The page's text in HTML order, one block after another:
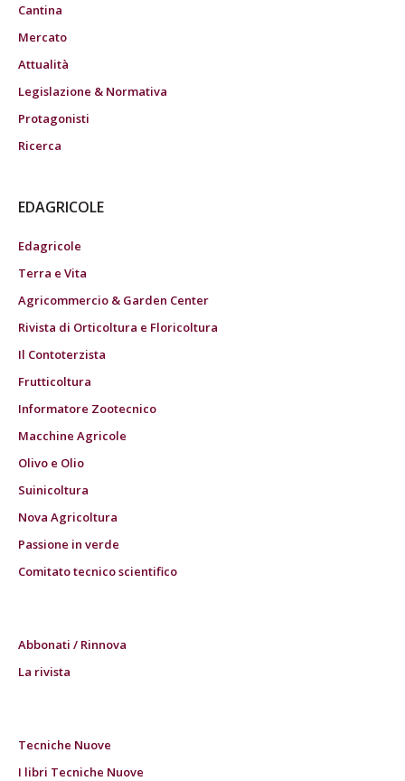
Cantina
Mercato
Attualità
Legislazione & Normativa
Protagonisti
Ricerca
EDAGRICOLE
Edagricole
Terra e Vita
Agricommercio & Garden Center
Rivista di Orticoltura e Floricoltura
Il Contoterzista
Frutticoltura
Informatore Zootecnico
Macchine Agricole
Olivo e Olio
Suinicoltura
Nova Agricoltura
Passione in verde
Comitato tecnico scientifico
Abbonati / Rinnova
La rivista
Tecniche Nuove
I libri Tecniche Nuove